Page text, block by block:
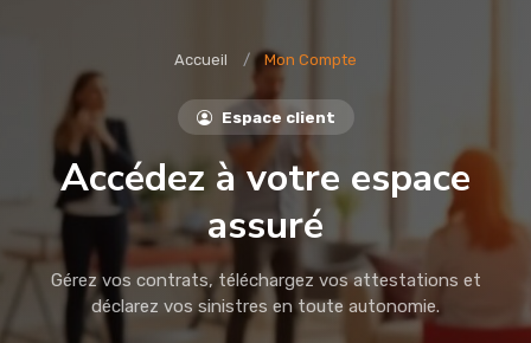
Accueil Mon Compte
Espace client
Accédez à votre espace
assuré
Gérez vos contrats, téléchargez vos attestations et
déclarez vos sinistres en toute autonomie.